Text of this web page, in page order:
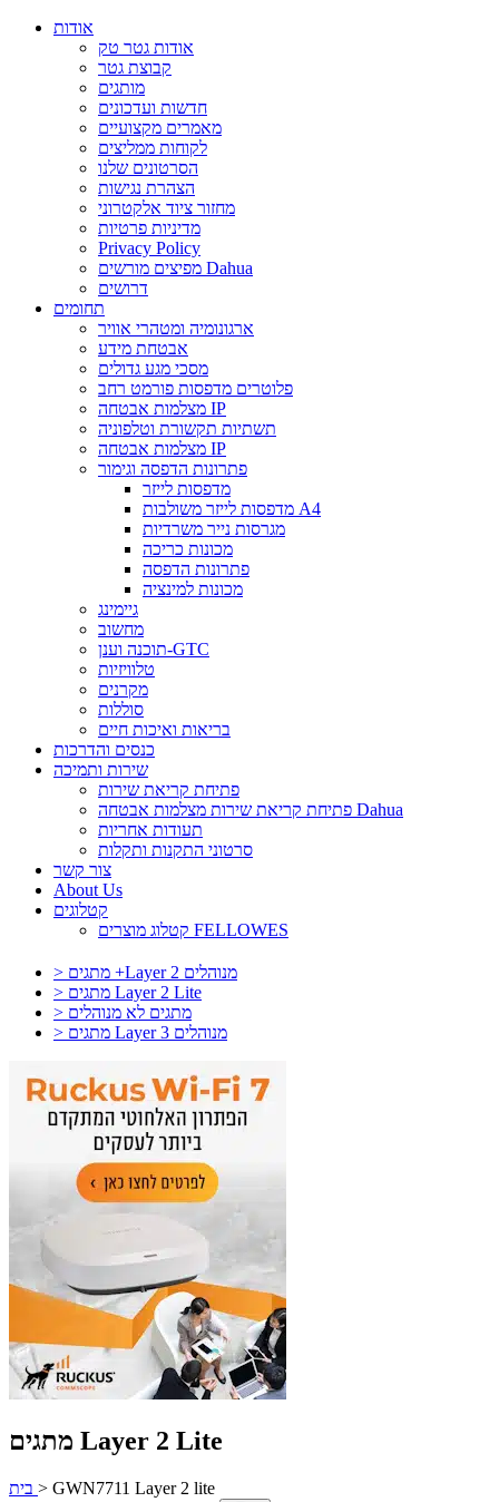
אודות
אודות גטר טק
קבוצת גטר
מותגים
חדשות ועדכונים
מאמרים מקצועיים
לקוחות ממליצים
הסרטונים שלנו
הצהרת נגישות
מחזור ציוד אלקטרוני
מדיניות פרטיות
Privacy Policy
מפיצים מורשים Dahua
דרושים
תחומים
ארגונומיה ומטהרי אוויר
אבטחת מידע
מסכי מגע גדולים
פלוטרים מדפסות פורמט רחב
מצלמות אבטחה IP
תשתיות תקשורת וטלפוניה
מצלמות אבטחה IP
פתרונות הדפסה וגימור
מדפסות לייזר
מדפסות לייזר משולבות A4
מגרסות נייר משרדיות
מכונות כריכה
פתרונות הדפסה
מכונות למינציה
גיימינג
מחשוב
תוכנה וענן-GTC
טלוויזיות
מקרנים
סוללות
בריאות ואיכות חיים
כנסים והדרכות
שירות ותמיכה
פתיחת קריאת שירות
פתיחת קריאת שירות מצלמות אבטחה Dahua
תעודות אחריות
סרטוני התקנות ותקלות
צור קשר
About Us
קטלוגים
קטלוג מוצרים FELLOWES
> מתגים +Layer 2 מנוהלים
> מתגים Layer 2 Lite
> מתגים לא מנוהלים
> מתגים Layer 3 מנוהלים
מתגים Layer 2 Lite
> GWN7711 Layer 2 lite